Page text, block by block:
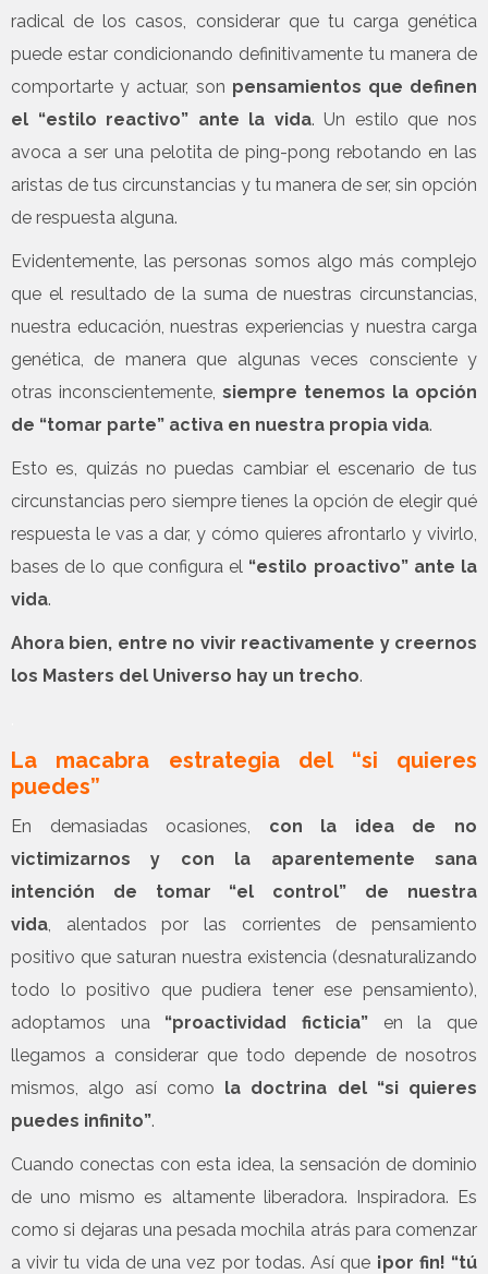
radical de los casos, considerar que tu carga genética
puede estar condicionando definitivamente tu manera de
comportarte y actuar, son pensamientos que definen
el “estilo reactivo” ante la vida. Un estilo que nos
avoca a ser una pelotita de ping-pong rebotando en las
aristas de tus circunstancias y tu manera de ser, sin opción
de respuesta alguna.
Evidentemente, las personas somos algo más complejo
que el resultado de la suma de nuestras circunstancias,
nuestra educación, nuestras experiencias y nuestra carga
genética, de manera que algunas veces consciente y
otras inconscientemente, siempre tenemos la opción
de “tomar parte” activa en nuestra propia vida.
Esto es, quizás no puedas cambiar el escenario de tus
circunstancias pero siempre tienes la opción de elegir qué
respuesta le vas a dar, y cómo quieres afrontarlo y vivirlo,
bases de lo que configura el “estilo proactivo” ante la
vida.
Ahora bien, entre no vivir reactivamente y creernos
los Masters del Universo hay un trecho.
La macabra estrategia del “si quieres
puedes”
En demasiadas ocasiones, con la idea de no
victimizarnos y con la aparentemente sana
intención de tomar “el control” de nuestra
vida , alentados por las corrientes de pensamiento
positivo que saturan nuestra existencia (desnaturalizando
todo lo positivo que pudiera tener ese pensamiento),
adoptamos una “proactividad ficticia” en la que
llegamos a considerar que todo depende de nosotros
mismos, algo así como la doctrina del “si quieres
puedes infinito”.
Cuando conectas con esta idea, la sensación de dominio
de uno mismo es altamente liberadora. Inspiradora. Es
como si dejaras una pesada mochila atrás para comenzar
a vivir tu vida de una vez por todas. Así que ¡por fin! “tú